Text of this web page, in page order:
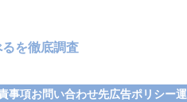
を徹底調査
事項お問い合わせ先広告ポリシー